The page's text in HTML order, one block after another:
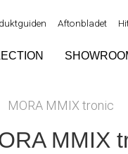
Aftonbladet
MORA MMIX tronic
MMIX